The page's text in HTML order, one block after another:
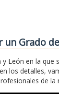
un Grado
y León en la
los detalles,
de la